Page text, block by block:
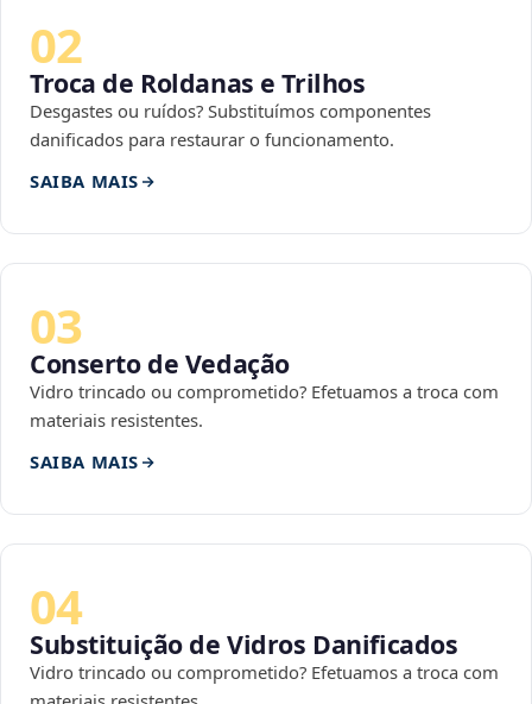
02
Troca de Roldanas e Trilhos
Desgastes ou ruídos? Substituímos componentes
danificados para restaurar o funcionamento.
SAIBA MAIS
03
Conserto de Vedação
Vidro trincado ou comprometido? Efetuamos a troca com
materiais resistentes.
SAIBA MAIS
04
Substituição de Vidros Danificados
Vidro trincado ou comprometido? Efetuamos a troca com